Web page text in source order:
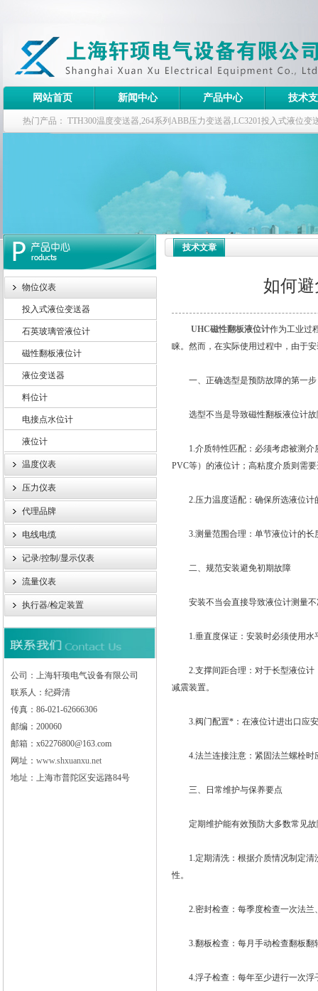
上海轩顼电气设备有限公司
网站首页 新闻中心 产品中心 技术
热门产品： TTH300温度变送器,264系列ABB压力变送器,LC3201投入式液位
物位仪表
投入式液位变送器
石英玻璃管液位计
磁性翻板液位计
液位变送器
料位计
电接点水位计
液位计
温度仪表
压力仪表
代理品牌
电线电缆
记录/控制/显示仪表
流量仪表
执行器/检定装置
公司：上海轩顼电气设备有限公司
联系人：纪舜清
传真：86-021-62666306
邮编：200060
邮箱：x62276800@163.com
网址： www.shxuanxu.net
地址：上海市普陀区安远路84号
技术文章
如何
UHC磁性翻板液位计作为工业过
睐。然而，在实际使用过程中，由于
一、正确选型是预防故障的第一步
选型不当是导致磁性翻板液位计故
1.介质特性匹配：必须考虑被测介
PVC等）的液位计；高粘度介质则需
2.压力温度适配：确保所选液位计
3.测量范围合理：单节液位计的长
二、规范安装避免初期故障
安装不当会直接导致液位计测量不
1.垂直度保证：安装时必须使用水
2.支撑间距合理：对于长型液位计
减震装置。
3.阀门配置*：在液位计进出口应安
4.法兰连接注意：紧固法兰螺栓时
三、日常维护与保养要点
定期维护能有效预防大多数常见故
1.定期清洗：根据介质情况制定清
性。
2.密封检查：每季度检查一次法兰
3.翻板检查：每月手动检查翻板翻
4.浮子检查：每年至少进行一次浮